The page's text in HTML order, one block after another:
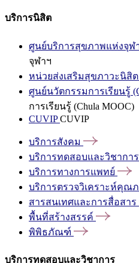
บริการนิสิต
ศูนย์บริการสุขภาพแห่งจุฬ
จุฬาฯ
หน่วยส่งเสริมสุขภาวะนิสิต
ศูนย์นวัตกรรมการเรียนรู้
การเรียนรู้ (Chula MOOC)
CUVIPCUVIP
บริการสังคม
บริการทดสอบและวิชาการ
บริการทางการแพทย์
บริการตรวจวิเคราะห์คุณ
สารสนเทศและการสื่อสาร
พื้นที่สร้างสรรค์
พิพิธภัณฑ์
บริการทดสอบและวิชาการ